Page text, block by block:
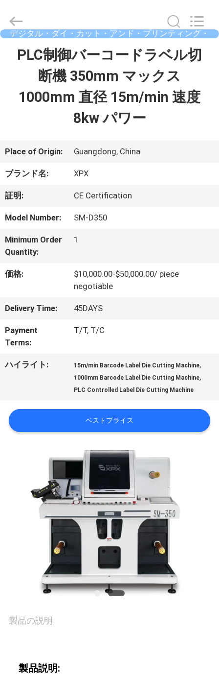
品
ビ
VR
ョ
ー
わ
し
た
ツ
2026
Shenzhen
XPX
Equipment
Reserved.
デジタル・ダイ・カット・アンド・プリンティング・
マシン
PLC制御バーコードラベル切
断機 350mm マックス
1000mm 直径 15m/min 速度
8kw パワー
Place of Origin: Guangdong, China
ブランド名: XPX
証明: CE Certification
Model Number: SM-D350
Minimum Order
Quantity:
1
価格:
$10,000.00-$50,000.00/ piece
negotiable
Delivery Time: 45DAYS
Payment
Terms:
T/T, T/C
ハイライト: 15m/min Barcode Label Die Cutting Machine,
1000mm Barcode Label Die Cutting Machine,
PLC Controlled Label Die Cutting Machine
ベストプライス
製品の説明
製品説明: